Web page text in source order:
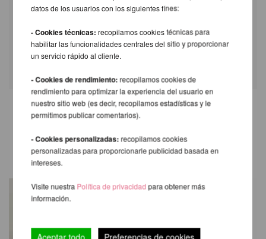
del muslo
36cm 38,5cm 41cm
Nota: Este producto está fabricado con
material fino. Por favor, póngase con cuidado.
TAMBIÉN LE RECOMENDAMOS
LOS SIGUIENTES PRODUCTOS
datos de los usuarios con los siguientes fines:
- Cookies técnicas:recopilamos cookies técnicas para
habilitar las funcionalidades centrales del sitio y proporcionar
un servicio rápido al cliente.
- Cookies de rendimiento: recopilamos cookies de
rendimiento para optimizar la experiencia del usuario en
nuestro sitio web (es decir, recopilamos estadísticas y le
permitimos publicar comentarios).
- Cookies personalizadas: recopilamos cookies
personalizadas para proporcionarle publicidad basada en
intereses.
Visite nuestra Política de privacidadpara obtener más
información.
Aceptar todo Preferencias de cookies